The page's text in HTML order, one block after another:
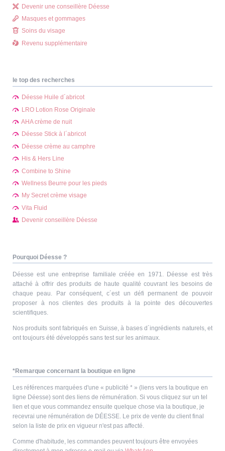
Devenir une conseillère Déesse
Masques et gommages
Soins du visage
Revenu supplémentaire
le top des recherches
Déesse Huile d´abricot
LRO Lotion Rose Originale
AHA crème de nuit
Déesse Stick à l´abricot
Déesse crème au camphre
His & Hers Line
Combine to Shine
Wellness Beurre pour les pieds
My Secret crème visage
Vita Fluid
Devenir conseillère Déesse
Pourquoi Déesse ?
Déesse est une entreprise familiale créée en 1971. Déesse est très
attaché à offrir des produits de haute qualité couvrant les besoins de
chaque peau. Par conséquent, c´est un défi permanent de pouvoir
proposer à nos clientes des produits à la pointe des découvertes
scientifiques.
Nos produits sont fabriqués en Suisse, à bases d´ingrédients naturels, et
ont toujours été développés sans test sur les animaux.
*Remarque concernant la boutique en ligne
Les références marquées d'une « publicité * » (liens vers la boutique en
ligne Déesse) sont des liens de rémunération. Si vous cliquez sur un tel
lien et que vous commandez ensuite quelque chose via la boutique, je
recevrai une rémunération de DÉESSE. Le prix de vente du client final
selon la liste de prix en vigueur n'est pas affecté.
Comme d'habitude, les commandes peuvent toujours être envoyées